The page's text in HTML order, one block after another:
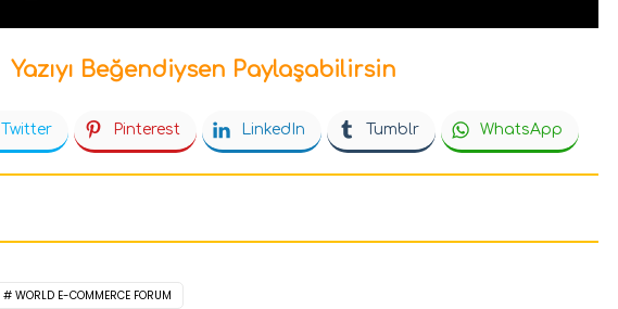
Yazıyı Beğendiysen Paylaşabilirsin
Twitter Pinterest LinkedIn Tumblr WhatsApp
WORLD E-COMMERCE FORUM